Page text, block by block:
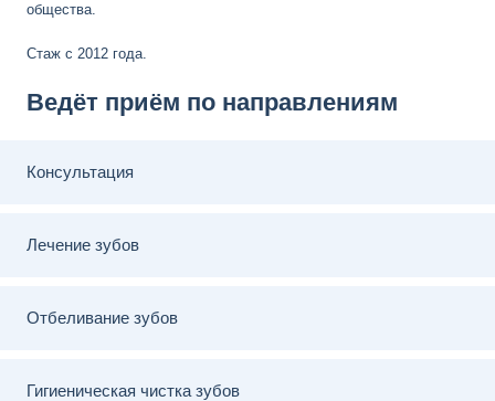
общества.
Стаж с 2012 года.
Ведёт приём по направлениям
Консультация
Лечение зубов
Отбеливание зубов
Гигиеническая чистка зубов